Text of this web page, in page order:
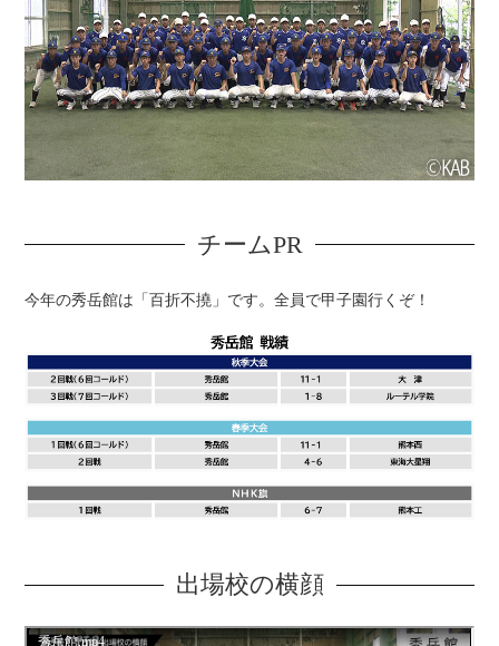
チームPR
今年の秀岳館は「百折不撓」です。全員で甲子園行くぞ！
出場校の横顔